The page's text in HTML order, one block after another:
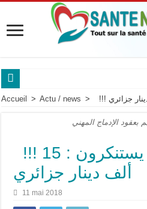
Sanofi Algérie mobilise les experts des
Maladie de Pompe : « Les complications
Maladie de Pompe : les experts alertent
Saidal et Boehringer Ingelheim: Produire
Pr Nouioua alerte sur les signes
Accueil > Actu / news >
بعقود الإدماج المهني
!!! الأطباء العامون يستنكرون : 15
ألف دينار جزائري
11 mai 2018